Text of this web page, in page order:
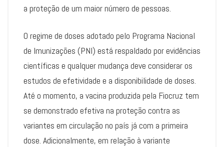
a proteção de um maior número de pessoas.
O regime de doses adotado pelo Programa Nacional
de Imunizações (PNI) está respaldado por evidências
científicas e qualquer mudança deve considerar os
estudos de efetividade e a disponibilidade de doses.
Até o momento, a vacina produzida pela Fiocruz tem
se demonstrado efetiva na proteção contra as
variantes em circulação no país já com a primeira
dose. Adicionalmente, em relação à variante